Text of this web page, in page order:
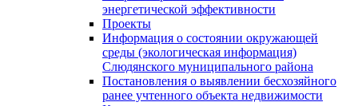
энергетической эффективности
Проекты
Информация о состоянии окружающей
среды (экологическая информация)
Слюдянского муниципального района
Постановления о выявлении бесхозяйного
ранее учтенного объекта недвижимости